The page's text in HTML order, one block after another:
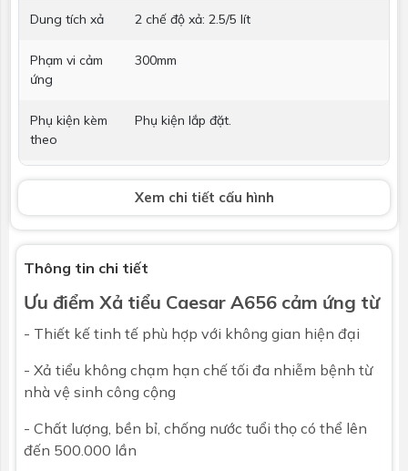
Dung tích xả 2 chế độ xả: 2.5/5 lít
Phạm vi cảm
ứng
300mm
Phụ kiện kèm
theo
Phụ kiện lắp đặt.
Nguồn Điện 220V
Áp suất nước 0.07 MPa ~ 0.75 MPa
Kích thước 76 x 101 x 194 mm
Bảo hành Nhấp để xem chính sách bảo hành
Xem chi tiết cấu hình
Thông tin chi tiết
Ưu điểm Xả tiểu Caesar A656 cảm ứng từ
- Thiết kế tinh tế phù hợp với không gian hiện đại
- Xả tiểu không chạm hạn chế tối đa nhiễm bệnh từ
nhà vệ sinh công cộng
- Chất lượng, bền bỉ, chống nước tuổi thọ có thể lên
đến 500.000 lần